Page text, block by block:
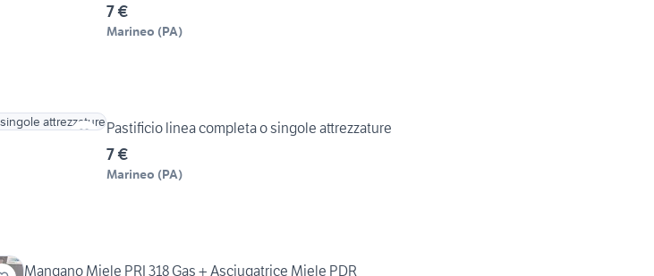
7 €
Marineo (PA)
Pastificio linea completa o singole attrezzature
7 €
Marineo (PA)
Mangano Miele PRI 318 Gas + Asciugatrice Miele PDR